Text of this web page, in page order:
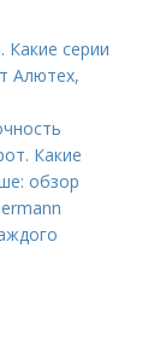
Какие серии
Алютех,
Какие
обзор